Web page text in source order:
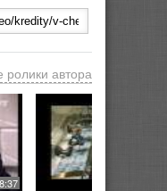
ролики автора